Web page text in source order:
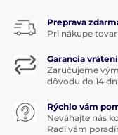
Preprava
Pri nákupe
Garancia
Zaručujeme
dôvodu do 14
Rýchlo vám
Neváhajte nás
Radi vám